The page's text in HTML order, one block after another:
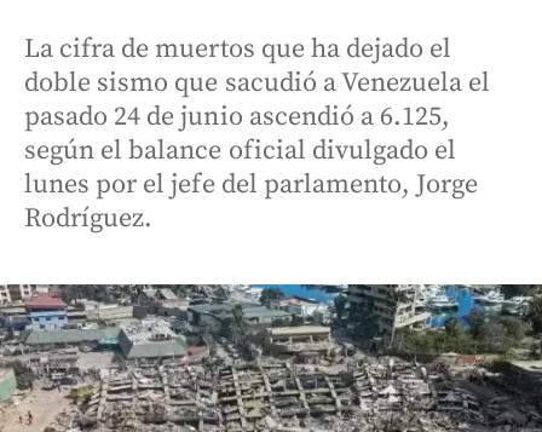
La cifra de muertos que ha dejado el
doble sismo que sacudió a Venezuela el
pasado 24 de junio ascendió a 6.125,
según el balance oficial divulgado el
lunes por el jefe del parlamento, Jorge
Rodríguez.